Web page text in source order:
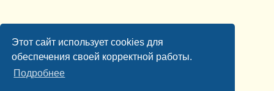
Этот сайт использует cookies для
обеспечения своей корректной работы.
Подробнее